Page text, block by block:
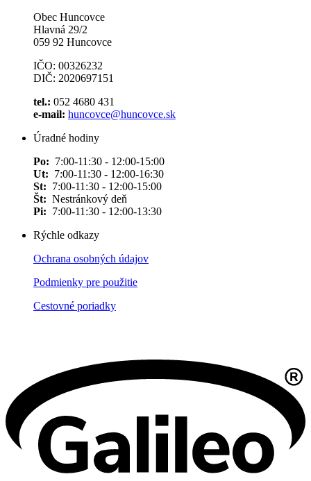
Obec Huncovce
Hlavná 29/2
059 92 Huncovce
IČO: 00326232
DIČ: 2020697151
tel.: 052 4680 431
e-mail: huncovce@huncovce.sk
Úradné hodiny
Po: 7:00-11:30 - 12:00-15:00
Ut: 7:00-11:30 - 12:00-16:30
St: 7:00-11:30 - 12:00-15:00
Št: Nestránkový deň
Pi: 7:00-11:30 - 12:00-13:30
Rýchle odkazy
Ochrana osobných údajov
Podmienky pre použitie
Cestovné poriadky